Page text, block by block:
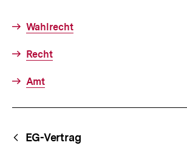
Wahlrecht
Recht
Amt
Begriffsnavigation
Content-
Navigation
EG-Vertrag